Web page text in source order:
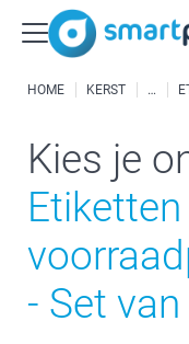
HOME KERST
Kies je
- Set van